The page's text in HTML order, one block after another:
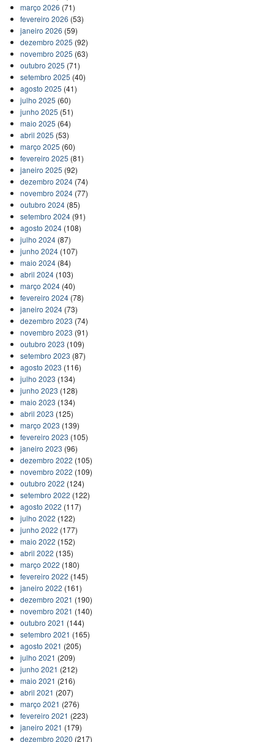
março 2026 (71)
fevereiro 2026 (53)
janeiro 2026 (59)
dezembro 2025 (92)
novembro 2025 (63)
outubro 2025 (71)
setembro 2025 (40)
agosto 2025 (41)
julho 2025 (60)
junho 2025 (51)
maio 2025 (64)
abril 2025 (53)
março 2025 (60)
fevereiro 2025 (81)
janeiro 2025 (92)
dezembro 2024(74)
novembro 2024(77)
outubro 2024(85)
setembro 2024(91)
agosto 2024(108)
julho 2024(87)
junho 2024(107)
maio 2024(84)
abril 2024(103)
março 2024(40)
fevereiro 2024(78)
janeiro 2024(73)
dezembro 2023 (74)
novembro 2023 (91)
outubro 2023 (109)
setembro 2023 (87)
agosto 2023 (116)
julho 2023 (134)
junho 2023 (128)
maio 2023 (134)
abril 2023 (125)
março 2023 (139)
fevereiro 2023 (105)
janeiro 2023 (96)
dezembro 2022 (105)
novembro 2022 (109)
outubro 2022 (124)
setembro 2022 (122)
agosto 2022 (117)
julho 2022 (122)
junho 2022 (177)
maio 2022 (152)
abril 2022 (135)
março 2022 (180)
fevereiro 2022 (145)
janeiro 2022 (161)
dezembro 2021 (190)
novembro 2021 (140)
outubro 2021 (144)
setembro 2021 (165)
agosto 2021 (205)
julho 2021 (209)
junho 2021 (212)
maio 2021 (216)
abril 2021 (207)
março 2021 (276)
fevereiro 2021 (223)
janeiro 2021 (179)
dezembro 2020 (217)